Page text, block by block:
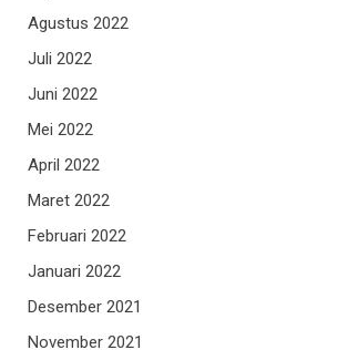
Agustus 2022
Juli 2022
Juni 2022
Mei 2022
April 2022
Maret 2022
Februari 2022
Januari 2022
Desember 2021
November 2021